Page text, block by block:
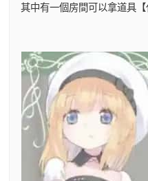
其中有一個房間可以拿道具【